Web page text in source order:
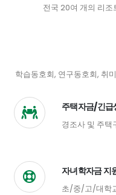
전국 20여 개의 리조
학습동호회, 연구동호회, 취
주택자금/긴급
경조사 및 주택
자녀학자금 지
초/중/고/대학